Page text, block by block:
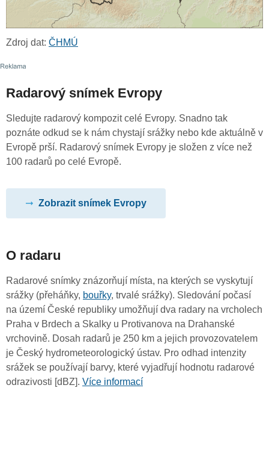
Zdroj dat: ČHMÚ
Radarový snímek Evropy
Sledujte radarový kompozit celé Evropy. Snadno tak
poznáte odkud se k nám chystají srážky nebo kde aktuálně v
Evropě prší. Radarový snímek Evropy je složen z více než
100 radarů po celé Evropě.
Zobrazit snímek Evropy
O radaru
Radarové snímky znázorňují místa, na kterých se vyskytují
srážky (přeháňky, bouřky, trvalé srážky). Sledování počasí
na území České republiky umožňují dva radary na vrcholech
Praha v Brdech a Skalky u Protivanova na Drahanské
vrchovině. Dosah radarů je 250 km a jejich provozovatelem
je Český hydrometeorologický ústav. Pro odhad intenzity
srážek se používají barvy, které vyjadřují hodnotu radarové
odrazivosti [dBZ]. Více informací